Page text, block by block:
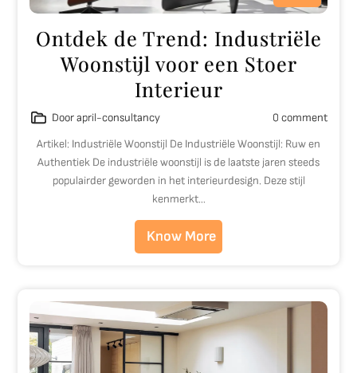
Ontdek de Trend: Industriële
Woonstijl voor een Stoer
Interieur
Door april-consultancy
0 comment
Artikel: Industriële Woonstijl De Industriële Woonstijl: Ruw en
Authentiek De industriële woonstijl is de laatste jaren steeds
populairder geworden in het interieurdesign. Deze stijl
kenmerkt…
Know More